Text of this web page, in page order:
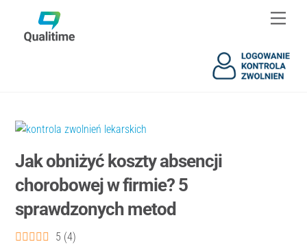
content
content
Jak obniżyć koszty absencji
chorobowej w firmie? 5
sprawdzonych metod
5 (4)